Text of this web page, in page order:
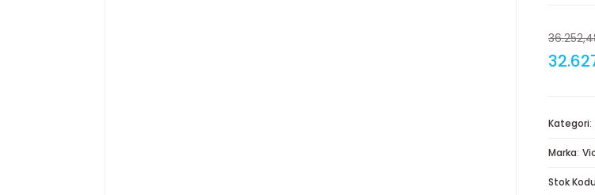
Kategori
Marka
Stok Kodu